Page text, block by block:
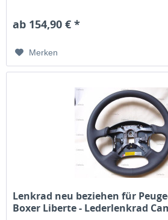
ab 154,90 € *
Merken
Lenkrad neu beziehen für
Boxer Liberte - Lederlenkrad